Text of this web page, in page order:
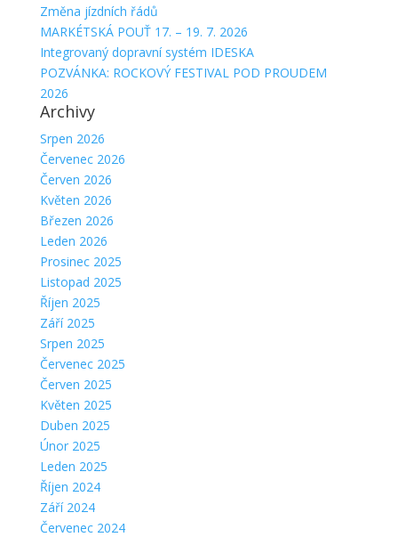
Změna jízdních řádů
MARKÉTSKÁ POUŤ 17. – 19. 7. 2026
Integrovaný dopravní systém IDESKA
POZVÁNKA: ROCKOVÝ FESTIVAL POD PROUDEM
2026
Archivy
Srpen 2026
Červenec 2026
Červen 2026
Květen 2026
Březen 2026
Leden 2026
Prosinec 2025
Listopad 2025
Říjen 2025
Září 2025
Srpen 2025
Červenec 2025
Červen 2025
Květen 2025
Duben 2025
Únor 2025
Leden 2025
Říjen 2024
Září 2024
Červenec 2024